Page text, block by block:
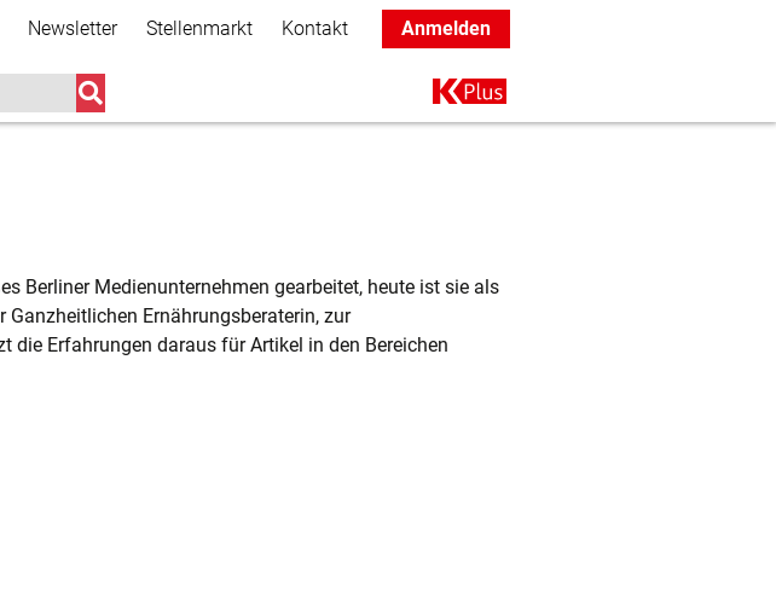
Newsletter Stellenmarkt Kontakt Anmelden
Main navigation
K+
Berliner Medienunternehmen gearbeitet, heute ist sie als
Ernährungsberaterin, zur
Erfahrungen daraus für Artikel in den Bereichen